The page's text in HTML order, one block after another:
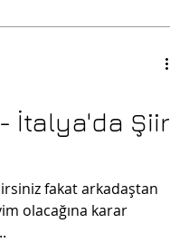
İtalya'da Şiir
fakat arkadaştan
olacağına karar